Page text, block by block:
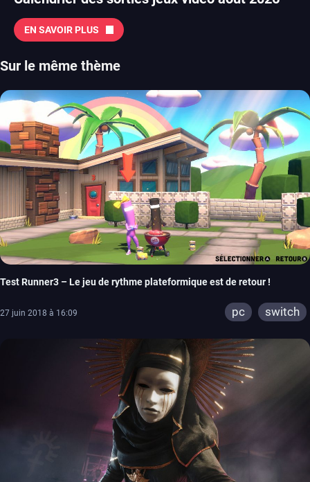
EN SAVOIR PLUS
Sur le même thème
Test Runner3 – Le jeu de rythme plateformique est de retour !
27 juin 2018 à 16:09 pc switch